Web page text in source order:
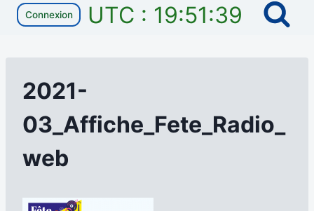
Connexion UTC : 19:51:39
2021-
03_Affiche_Fete_Radio_
web